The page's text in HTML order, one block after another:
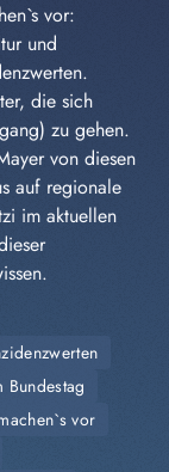
vor:
und
die sich
zu gehen.
von diesen
auf regionale
im aktuellen
Bundestag
vor